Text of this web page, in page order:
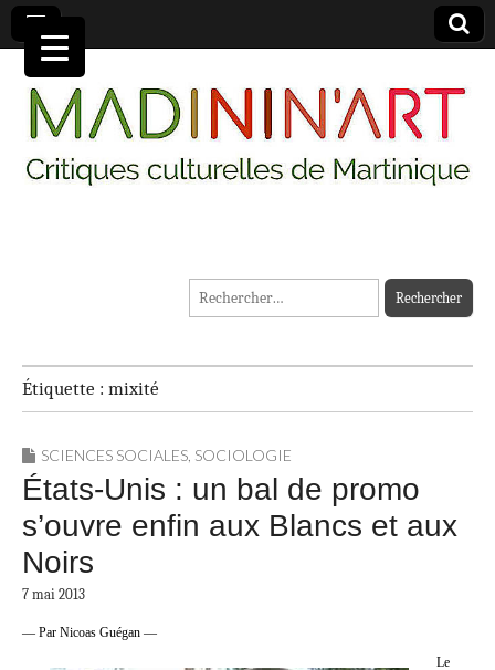
MADININ'ART
Rechercher :
Étiquette : mixité
SCIENCES SOCIALES, SOCIOLOGIE
États-Unis : un bal de promo
s’ouvre enfin aux Blancs et aux
Noirs
7 mai 2013
— Par Nicoas Guégan —
Le